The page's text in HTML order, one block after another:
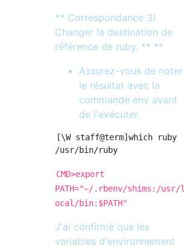
** Correspondance 3)
Changer la destination de
référence de ruby. ** **
Assurez-vous de noter
le résultat avec la
commande env avant
de l'exécuter.
[\W staff@term]which ruby
CMD>export
PATH="~/.rbenv/shims:/usr/l
ocal/bin:$PATH"
J'ai confirmé que les
variables d'environnement